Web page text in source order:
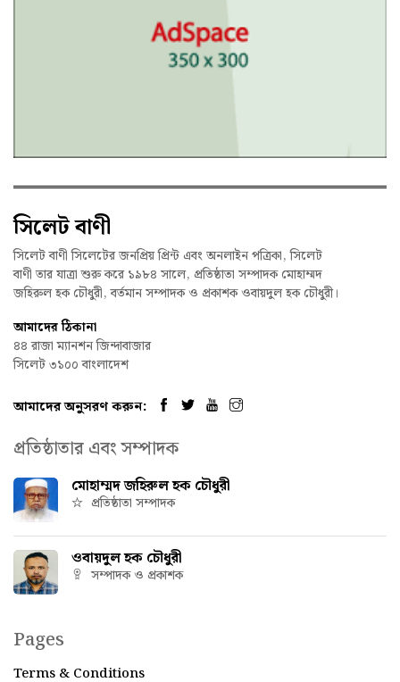
সিলেট বাণী
সিলেট বাণী সিলেটের জনপ্রিয় প্রিন্ট এবং অনলাইন পত্রিকা, সিলেট
বাণী তার যাত্রা শুরু করে ১৯৮৪ সালে, প্রতিষ্ঠাতা সম্পাদক মোহাম্মদ
জহিরুল হক চৌধুরী, বর্তমান সম্পাদক ও প্রকাশক ওবায়দুল হক চৌধুরী।
আমাদের ঠিকানা
৪৪ রাজা ম্যানশন জিন্দাবাজার
সিলেট ৩১০০ বাংলাদেশ
আমাদের অনুসরণ করুন:
প্রতিষ্ঠাতার এবং সম্পাদক
মোহাম্মদ জহিরুল হক চৌধুরী
প্রতিষ্ঠাতা সম্পাদক
ওবায়দুল হক চৌধুরী
সম্পাদক ও প্রকাশক
Pages
Terms & Conditions